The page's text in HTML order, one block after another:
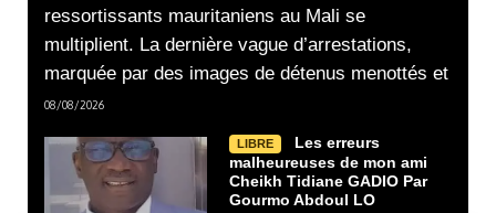
ressortissants mauritaniens au Mali se
multiplient. La dernière vague d’arrestations,
marquée par des images de détenus menottés et
08/08/2026
LIBRE
Les erreurs
malheureuses de mon ami
Cheikh Tidiane GADIO Par
Gourmo Abdoul LO